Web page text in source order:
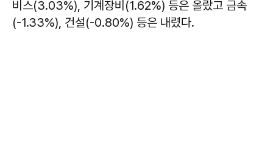
비스(3.03%), 기계장비(1.62%) 등은 올랐고 금속
(-1.33%), 건설(-0.80%) 등은 내렸다.